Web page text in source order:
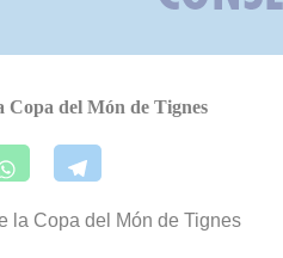
Copa del Món de Tignes
la Copa del Món de Tignes